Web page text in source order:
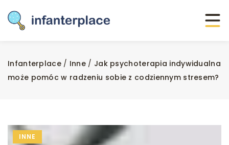
Infanterplace/ Inne / Jak psychoterapia indywidualna
może pomóc w radzeniu sobie z codziennym stresem?
INNE